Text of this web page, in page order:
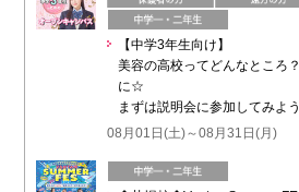
【中学3年生向け】
美容の高校ってどんなところ
に☆
まずは説明会に参加してみよ
08月01日(土)～08月31日(月)